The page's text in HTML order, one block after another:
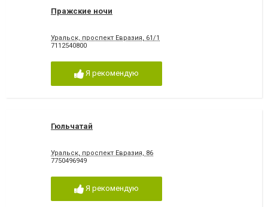
Пражские ночи
Уральск, проспект Евразия, 61/1
7112540800
Я рекомендую
Гюльчатай
Уральск, проспект Евразия, 86
7750496949
Я рекомендую